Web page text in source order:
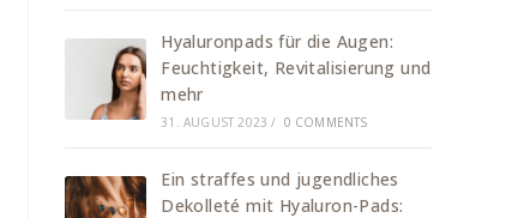
Hyaluronpads für die Augen:
Feuchtigkeit, Revitalisierung und
mehr
31. AUGUST 2023 / 0 COMMENTS
Ein straffes und jugendliches
Dekolleté mit Hyaluron-Pads: